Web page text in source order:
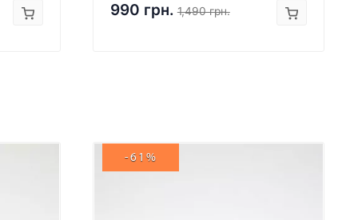
990 грн. 1,490 грн.
-61%